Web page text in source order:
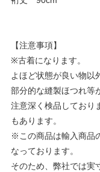
【注意事項】
※古着になります。
よほど状態が良い物以
部分的な縫製ほつれ等
注意深く検品しており
もあります。
※この商品は輸入商品
なっております。
そのため、弊社では実